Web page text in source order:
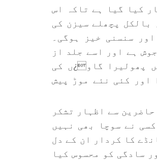
سے تیار کیا گیا ہے تاکہ اس
بالکل پچھلے سیزن کی
سنسنی خیز ہوگی۔
ہے اور اسے جلد از
پھولیرا گاو¿ں کی
اور کئی نئے موڑ پیش
سے اظہار تشکر
نے سوچا بھی نہیں
کا کردار ان کے دل
سادگی کو محسوس کیا